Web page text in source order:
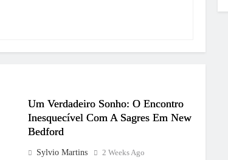
Um Verdadeiro Sonho: O Encontro
Inesquecível Com A Sagres Em New
Bedford
Sylvio Martins 2 Weeks Ago